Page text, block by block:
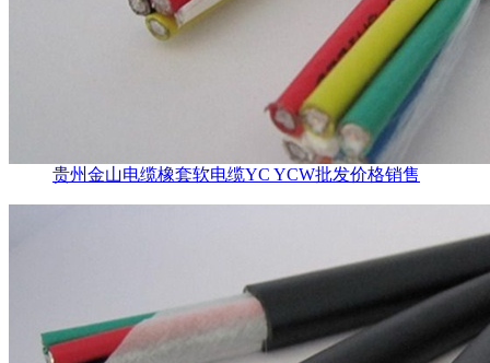
贵州金山电缆橡套软电缆YC YCW批发价格销售